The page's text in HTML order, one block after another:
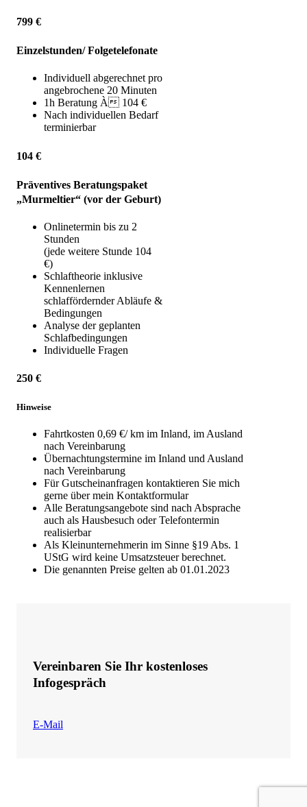
799 €
Einzelstunden/ Folgetelefonate
Individuell abgerechnet pro
angebrochene 20 Minuten
1h Beratung À 104 €
Nach individuellen Bedarf
terminierbar
104 €
Präventives Beratungspaket
„Murmeltier“ (vor der Geburt)
Onlinetermin bis zu 2
Stunden
(jede weitere Stunde 104
€)
Schlaftheorie inklusive
Kennenlernen
schlaffördernder Abläufe &
Bedingungen
Analyse der geplanten
Schlafbedingungen
Individuelle Fragen
250 €
Hinweise
Fahrtkosten 0,69 €/ km im Inland, im Ausland
nach Vereinbarung
Übernachtungstermine im Inland und Ausland
nach Vereinbarung
Für Gutscheinanfragen kontaktieren Sie mich
gerne über mein Kontaktformular
Alle Beratungsangebote sind nach Absprache
auch als Hausbesuch oder Telefontermin
realisierbar
Als Kleinunternehmerin im Sinne §19 Abs. 1
UStG wird keine Umsatzsteuer berechnet.
Die genannten Preise gelten ab 01.01.2023
Vereinbaren Sie Ihr kostenloses
Infogespräch
E-Mail